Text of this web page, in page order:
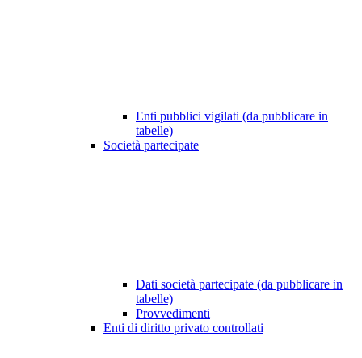
Enti pubblici vigilati (da pubblicare in
tabelle)
Società partecipate
Dati società partecipate (da pubblicare in
tabelle)
Provvedimenti
Enti di diritto privato controllati